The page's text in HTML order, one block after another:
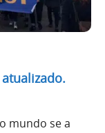
mundo se a